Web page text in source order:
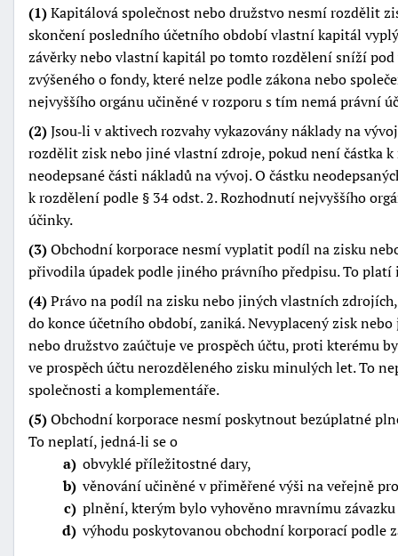
(1)Kapitálová společnost nebo družstvo nesmí rozdělit
skončení posledního účetního období vlastní kapitál
závěrky nebo vlastní kapitál po tomto rozdělení sníží
zvýšeného o fondy, které nelze podle zákona nebo
nejvyššího orgánu učiněné v rozporu s tím nemá právní
(2)Jsou‑li v aktivech rozvahy vykazovány náklady na
rozdělit zisk nebo jiné vlastní zdroje, pokud není částka
neodepsané části nákladů na vývoj. O částku
k rozdělení podle § 34 odst. 2. Rozhodnutí nejvyššího
účinky.
(3)Obchodní korporace nesmí vyplatit podíl na zisku
přivodila úpadek podle jiného právního předpisu. To
(4)Právo na podíl na zisku nebo jiných vlastních
do konce účetního období, zaniká. Nevyplacený zisk
nebo družstvo zaúčtuje ve prospěch účtu, proti kterému
ve prospěch účtu nerozděleného zisku minulých let. To
společnosti a komplementáře.
(5)Obchodní korporace nesmí poskytnout bezúplatné
To neplatí, jedná‑li se o
a obvyklé příležitostné dary,
b věnování učiněné v přiměřené výši na veřejně
c plnění, kterým bylo vyhověno mravnímu
d výhodu poskytovanou obchodní korporací podle